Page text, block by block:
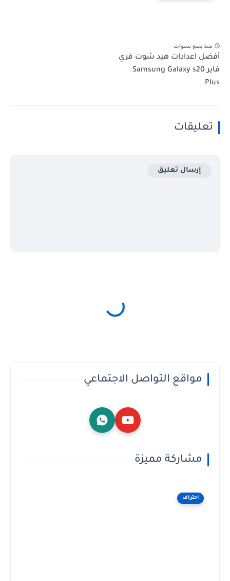
منذ بضع سنوات
أفضل اعدادات هيد شوت فري
فاير Samsung Galaxy s20
Plus
تعليقات
إرسال تعليق
مواقع التواصل الاجتماعي
مشاركة مميزة
احتراف